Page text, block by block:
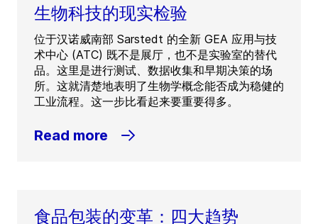
生物科技的现实检验
位于汉诺威南部 Sarstedt 的全新 GEA 应用与技
术中心 (ATC) 既不是展厅，也不是实验室的替代
品。这里是进行测试、数据收集和早期决策的场
所。这就清楚地表明了生物学概念能否成为稳健的
工业流程。这一步比看起来要重要得多。
Read more
食品包装的变革：四大趋势